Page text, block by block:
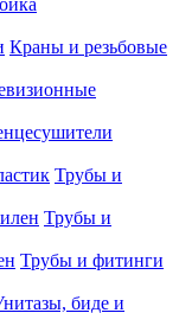
Краны и резьбовые
Трубы и
Трубы и
Трубы и фитинги
биде и